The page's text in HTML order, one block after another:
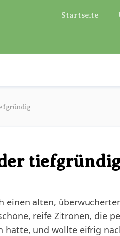
Startseite
tiefgründig
einen alten,
reife Zitronen, die
hatte, und wollte eifrig